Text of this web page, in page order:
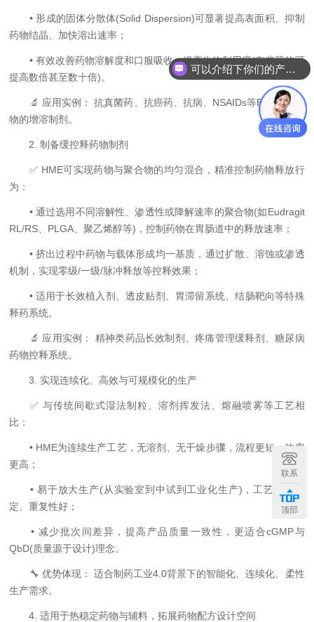
• 形成的固体分散体(Solid Dispersion)可显著提高表面积、抑制
药物结晶、加快溶出速率；
• 有效改善药物溶解度和口服吸收，提高生物利用度(有些药物可
提高数倍甚至数十倍)。
🔬 应用实例： 抗真菌药、抗癌药、抗病、NSAIDs等BCS II类药
物的增溶制剂。
2. 制备缓控释药物制剂
✅ HME可实现药物与聚合物的均匀混合，精准控制药物释放行
为：
• 通过选用不同溶解性、渗透性或降解速率的聚合物(如Eudragit
RL/RS、PLGA、聚乙烯醇等)，控制药物在胃肠道中的释放速率；
• 挤出过程中药物与载体形成均一基质，通过扩散、溶蚀或渗透
机制，实现零级/一级/脉冲释放等控释效果；
• 适用于长效植入剂、透皮贴剂、胃滞留系统、结肠靶向等特殊
释药系统。
🔬 应用实例： 精神类药品长效制剂、疼痛管理缓释剂、糖尿病
药物控释系统。
3. 实现连续化、高效与可规模化的生产
✅ 与传统间歇式湿法制粒、溶剂挥发法、熔融喷雾等工艺相
比：
• HME为连续生产工艺，无溶剂、无干燥步骤，流程更短、效率
更高；
• 易于放大生产(从实验室到中试到工业化生产)，工艺参数稳
定、重复性好；
• 减少批次间差异，提高产品质量一致性，更适合cGMP与
QbD(质量源于设计)理念。
🔧 优势体现： 适合制药工业4.0背景下的智能化、连续化、柔性
生产需求。
4. 适用于热稳定药物与辅料，拓展药物配方设计空间
联系
顶部
可以介绍下你们的产品么